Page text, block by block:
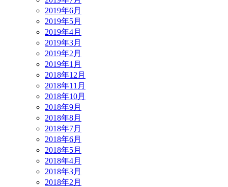
2019年6月
2019年5月
2019年4月
2019年3月
2019年2月
2019年1月
2018年12月
2018年11月
2018年10月
2018年9月
2018年8月
2018年7月
2018年6月
2018年5月
2018年4月
2018年3月
2018年2月